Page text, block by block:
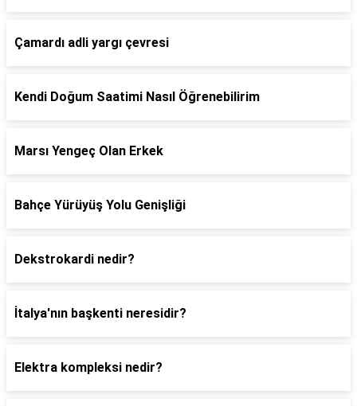
Çamardı adli yargı çevresi
Kendi Doğum Saatimi Nasıl Öğrenebilirim
Marsı Yengeç Olan Erkek
Bahçe Yürüyüş Yolu Genişliği
Dekstrokardi nedir?
İtalya'nın başkenti neresidir?
Elektra kompleksi nedir?